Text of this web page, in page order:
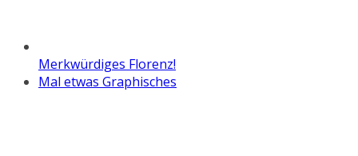
Merkwürdiges Florenz!
Mal etwas Graphisches